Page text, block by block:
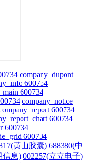
company_dupont
600734
600734
company_notice
600734
600734
600734
600734
黄山胶囊) 688380(中
信息) 002257(立立电子)